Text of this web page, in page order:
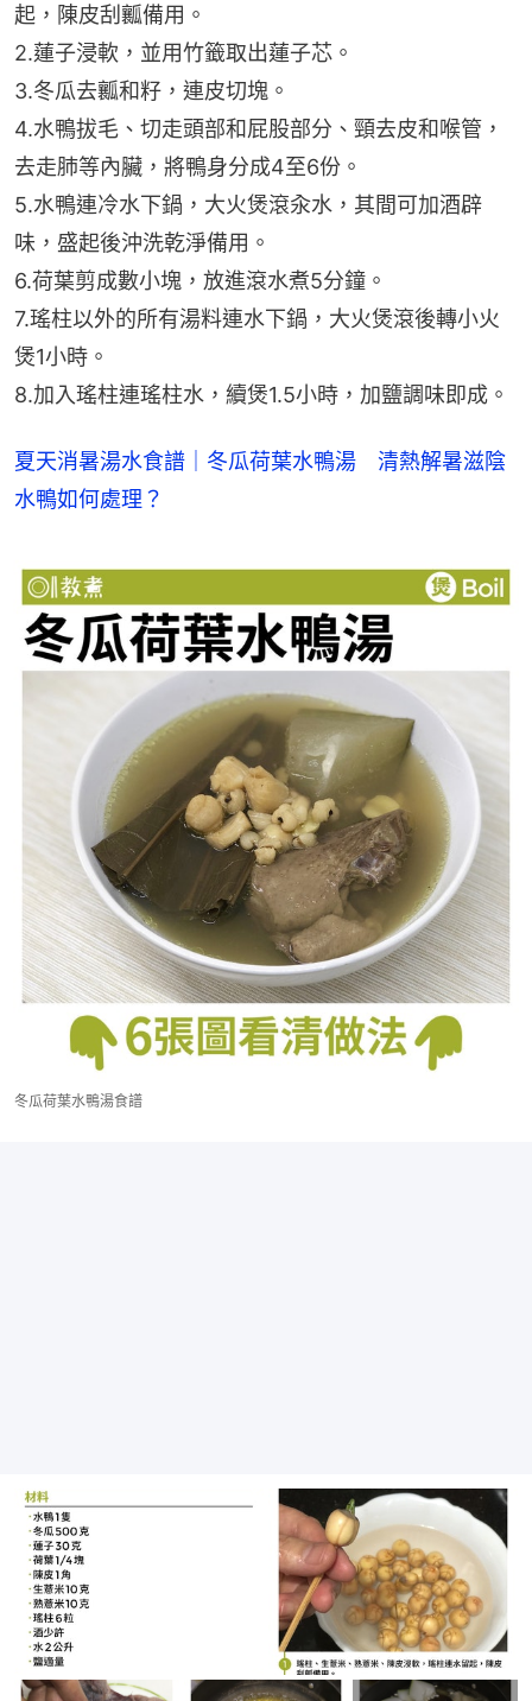
起，陳皮刮瓤備用。
2.蓮子浸軟，並用竹籤取出蓮子芯。
3.冬瓜去瓤和籽，連皮切塊。
4.水鴨拔毛、切走頭部和屁股部分、頸去皮和喉管，
去走肺等內臟，將鴨身分成4至6份。
5.水鴨連冷水下鍋，大火煲滾汆水，其間可加酒辟
味，盛起後沖洗乾淨備用。
6.荷葉剪成數小塊，放進滾水煮5分鐘。
7.瑤柱以外的所有湯料連水下鍋，大火煲滾後轉小火
煲1小時。
8.加入瑤柱連瑤柱水，續煲1.5小時，加鹽調味即成。
夏天消暑湯水食譜｜冬瓜荷葉水鴨湯　清熱解暑滋陰
水鴨如何處理？
冬瓜荷葉水鴨湯食譜